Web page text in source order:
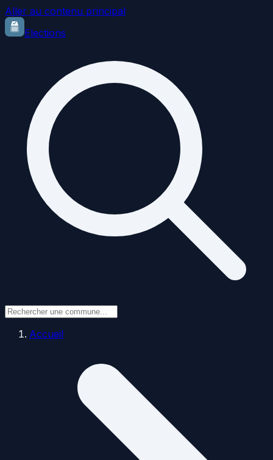
Aller au contenu principal
Elections
Accueil